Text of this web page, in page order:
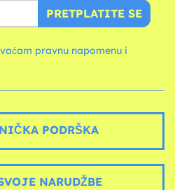
PRETPLATITE SE
pravnu napomenu i
PODRŠKA
NARUDŽBE